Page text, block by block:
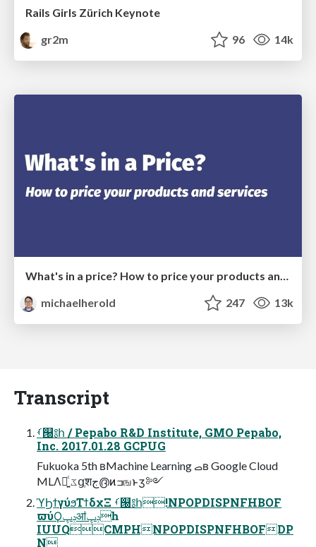
Rails Girls Zürich Keynote
gr2m
96 14k
michaelherold
247 13k
Transcript
ࡾ୐༔հ / Pepabo R&D Institute, GMO Pepabo,
Inc. 2017.01.28 GCPUG
Fukuoka 5th ʙMachine Learning ࡇʙ Google Cloud
MLΛ༻͍ͨ ػցֶशج൫ͷߏஙͱӡ༻
ϓϦϯγύϧΤϯδχΞ ࡾ୐༔հ!NPOPDISPNFHBOF
ϖύϘݚڀॴݚڀһ
IUUQCMPHNPOPDISPNFHBOFDP
N